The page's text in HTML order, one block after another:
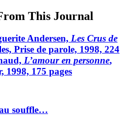
This Journal
Andersen, Les Crus de
Prise de parole, 1998, 224
L’amour en personne,
1998, 175 pages
souffle…